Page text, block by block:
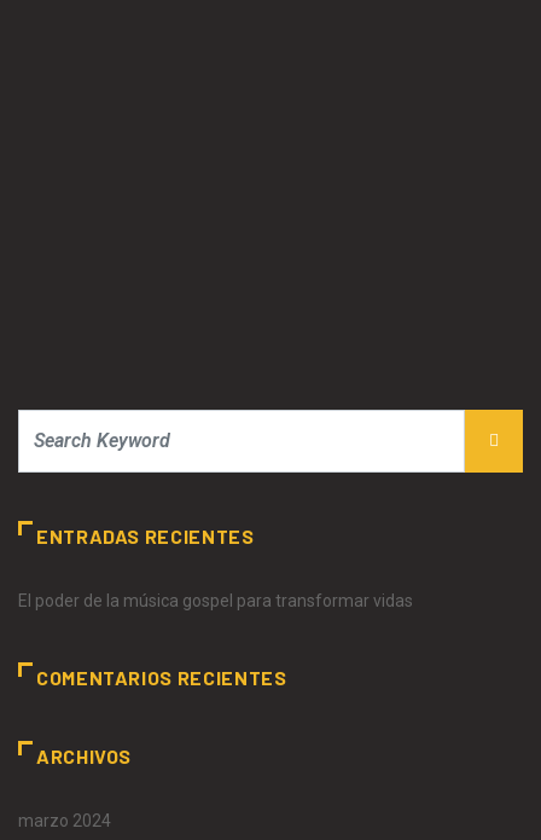
ENTRADAS RECIENTES
El poder de la música gospel para transformar vidas
COMENTARIOS RECIENTES
ARCHIVOS
marzo 2024